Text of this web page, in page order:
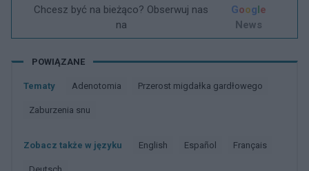
Chcesz być na bieżąco? Obserwuj nas
na
Google
News
POWIĄZANE
Tematy Adenotomia Przerost migdałka gardłowego
Zaburzenia snu
Zobacz także w języku english español français